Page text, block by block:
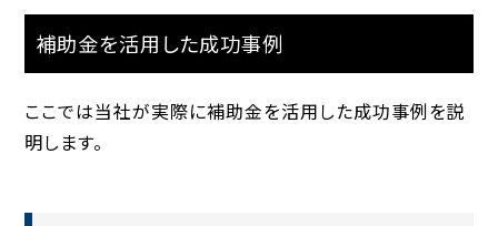
補助金を活用した成功事例
ここでは当社が実際に補助金を活用した成功事例を説
明します。